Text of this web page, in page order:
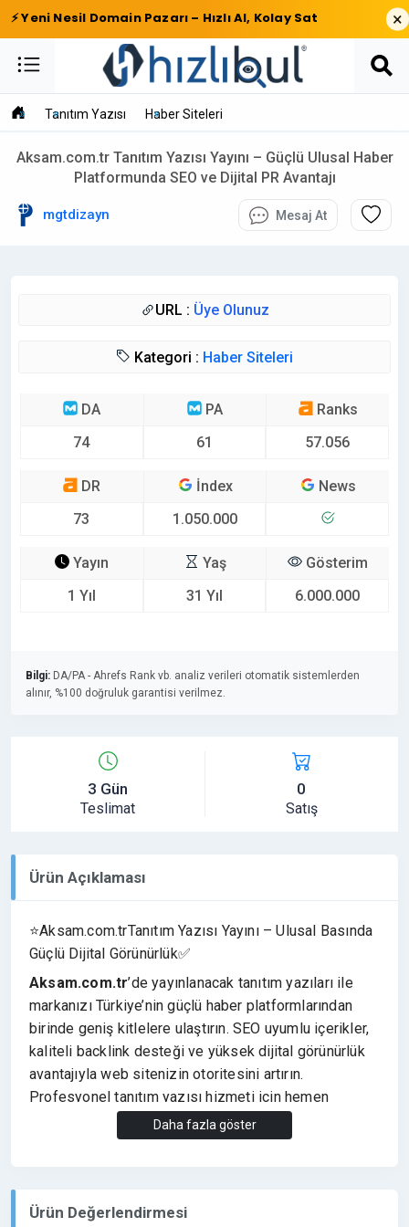
⚡ Yeni Nesil Domain Pazarı – Hızlı Al, Kolay Sat ×
Tanıtım Yazısı Haber Siteleri
Aksam.com.tr Tanıtım Yazısı Yayını – Güçlü Ulusal Haber
Platformunda SEO ve Dijital PR Avantajı
mgtdizayn Mesaj At
URL : Üye Olunuz
Kategori : Haber Siteleri
DA
74
PA
61
Ranks
57.056
DR
73
İndex
1.050.000
News
Yayın
1 Yıl
Yaş
31 Yıl
Gösterim
6.000.000
Bilgi: DA/PA - Ahrefs Rank vb. analiz verileri otomatik sistemlerden
alınır, %100 doğruluk garantisi verilmez.
3 Gün
Teslimat
0
Satış
Ürün Açıklaması
⭐Aksam.com.trTanıtım Yazısı Yayını – Ulusal Basında
Güçlü Dijital Görünürlük✅
Aksam.com.tr’de yayınlanacak tanıtım yazıları ile
markanızı Türkiye’nin güçlü haber platformlarından
birinde geniş kitlelere ulaştırın. SEO uyumlu içerikler,
kaliteli backlink desteği ve yüksek dijital görünürlük
avantajıyla web sitenizin otoritesini artırın.
Profesyonel tanıtım yazısı hizmeti için hemen
iletişime geçin.
İstediğinizLink Türünü Seçebilirsiniz
Daha fazla göster
Ürün Değerlendirmesi